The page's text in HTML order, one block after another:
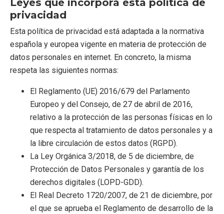
privacidad
Esta política de privacidad está adaptada a la normativa
española y europea vigente en materia de protección de
datos personales en internet. En concreto, la misma
respeta las siguientes normas:
El Reglamento (UE) 2016/679 del Parlamento
Europeo y del Consejo, de 27 de abril de 2016,
relativo a la protección de las personas físicas en lo
que respecta al tratamiento de datos personales y a
la libre circulación de estos datos (RGPD).
La Ley Orgánica 3/2018, de 5 de diciembre, de
Protección de Datos Personales y garantía de los
derechos digitales (LOPD-GDD).
El Real Decreto 1720/2007, de 21 de diciembre, por
el que se aprueba el Reglamento de desarrollo de la